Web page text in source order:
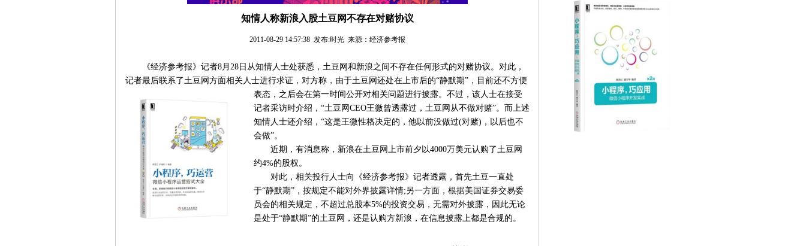
知情人称新浪入股土豆网不存在对赌协议
2011-08-29 14:57:38 发布:时光 来源：经济参考报
《经济参考报》记者8月28日从知情人士处获悉，土豆网和新浪之间不存在任何形式的对赌协议。对此，
记者最后联系了土豆网方面相关人士进行求证，对方称，由于土豆网还处在上市后的“静默期”，目前还不方便
表态，之后会在第一时间公开对相关问题进行披露。不过，该人士在接受
记者采访时介绍，“土豆网CEO王微曾透露过，土豆网从不做对赌”。而上述
知情人士还介绍，“这是王微性格决定的，他以前没做过(对赌)，以后也不
会做”。
近期，有消息称，新浪在土豆网上市前夕以4000万美元认购了土豆网
约4%的股权。
对此，相关投行人士向《经济参考报》记者透露，首先土豆一直处
于“静默期”，按规定不能对外界披露详情;另一方面，根据美国证券交易委
员会的相关规定，不超过总股本5%的投资交易，无需对外披露，因此无论
是处于“静默期”的土豆网，还是认购方新浪，在信息披露上都是合规的。